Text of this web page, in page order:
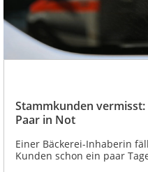
Stammkunden
Paar in Not
Einer Bäckerei-Inhaberin
Kunden schon ein paar